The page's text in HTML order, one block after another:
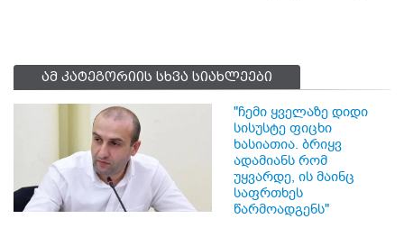
ამ კატეგორიის სხვა სიახლეები
"ჩემი ყველაზე დიდი
სისუსტე ფიცხი
ხასიათია. ბრიყვ
ადამიანს რომ
უყვარდე, ის მაინც
საფრთხეს
წარმოადგენს"